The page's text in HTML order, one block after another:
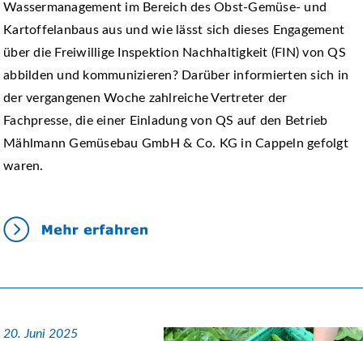
Wassermanagement im Bereich des Obst-Gemüse- und
Kartoffelanbaus aus und wie lässt sich dieses Engagement
über die Freiwillige Inspektion Nachhaltigkeit (FIN) von QS
abbilden und kommunizieren? Darüber informierten sich in
der vergangenen Woche zahlreiche Vertreter der
Fachpresse, die einer Einladung von QS auf den Betrieb
Mählmann Gemüsebau GmbH & Co. KG in Cappeln gefolgt
waren.
20. Juni 2025